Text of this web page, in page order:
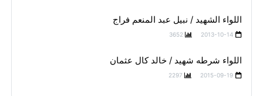
اللواء الشهيد / نبيل عبد المنعم فراج
2013-10-14
3652
اللواء شرطه شهيد / خالد كال عثمان
2015-09-19
2297